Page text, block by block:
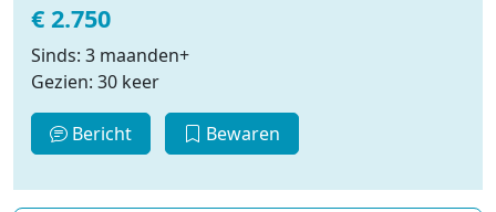
€ 2.750
Sinds: 3 maanden+
Gezien: 30 keer
Bericht Bewaren